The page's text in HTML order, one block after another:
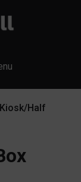
Half